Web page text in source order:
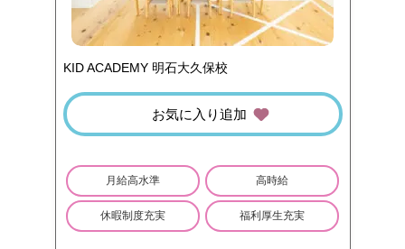
KID ACADEMY 明石大久保校
お気に入り追加
月給高水準 高時給
休暇制度充実 福利厚生充実